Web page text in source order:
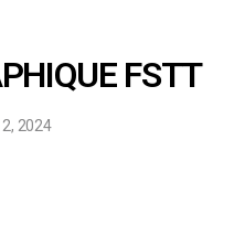
FSTT
2024